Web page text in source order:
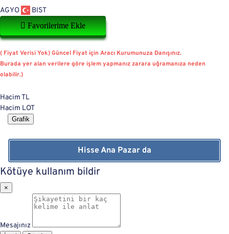
AGYO
BIST
Favorilerime Ekle
( Fiyat Verisi Yok) Güncel Fiyat için Aracı Kurumunuza Danışınız.
Burada yer alan verilere göre işlem yapmanız zarara uğramanıza neden
olabilir.)
Hacim TL
Hacim LOT
Grafik
Hisse Ana Pazar da
Kötüye kullanım bildir
×
Mesajınız